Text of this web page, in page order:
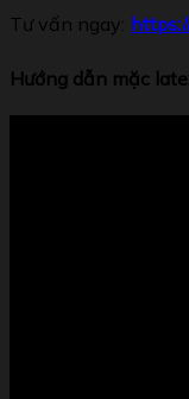
Tư vấn ngay:
Hướng dẫn mặc